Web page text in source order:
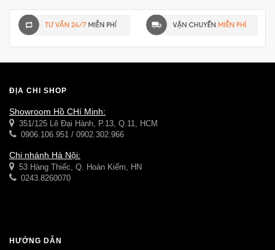
ĐỊA CHỈ SHOP
Showroom Hồ CHí Minh:
351/125 Lê Đại Hành, P.13, Q.11, HCM
0906.106.951 / 0902.302.966
Chi nhánh Hà Nội:
53 Hàng Thiếc, Q. Hoàn Kiếm, HN
0243.8260070
HƯỚNG DẪN